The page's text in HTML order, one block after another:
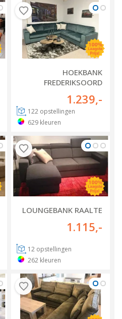
HOEKBANK
FREDERIKSOORD
1.239,-
122 opstellingen
629 kleuren
LOUNGEBANK RAALTE
1.115,-
12 opstellingen
262 kleuren